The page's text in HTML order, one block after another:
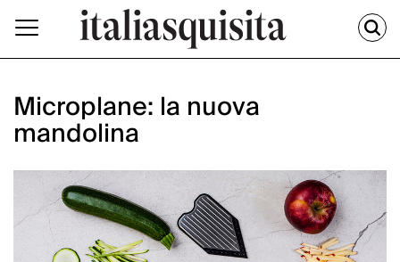
Microplane: la nuova
mandolina